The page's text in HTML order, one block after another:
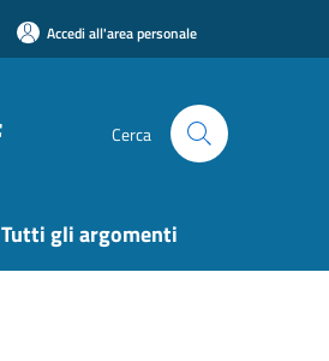
Accedi all'area personale
Cerca
Tutti gli argomenti